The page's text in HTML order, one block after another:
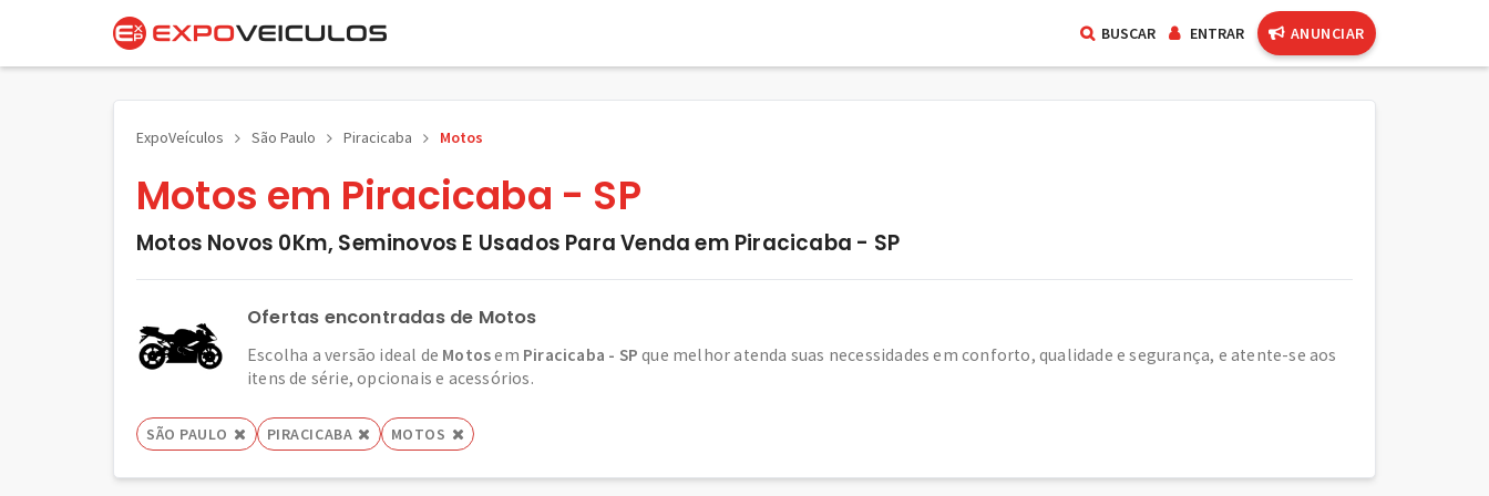
BUSCAR ENTRAR ANUNCIAR
ExpoVeículos São Paulo Piracicaba Motos
Motos em Piracicaba - SP
Motos Novos 0Km, Seminovos E Usados Para Venda em Piracicaba - SP
Ofertas encontradas de Motos
Escolha a versão ideal de Motosem Piracicaba - SP que melhor atenda suas necessidades em conforto, qualidade e segurança, e atente-se aos
itens de série, opcionais e acessórios.
SÃO PAULO PIRACICABA MOTOS